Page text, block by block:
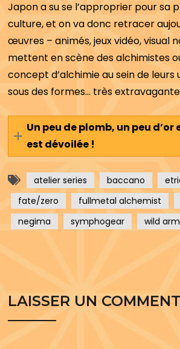
Japon a su se l’approprier pour sa
culture, et on va donc retracer
œuvres – animés, jeux vidéo, visual
mettent en scène des alchimistes
concept d’alchimie au sein de leurs
sous des formes… très
Un peu de plomb, un peu
est dévoilée !
atelier series baccano
fate/zero
fullmetal alchemist
negima
symphogear wild
LAISSER UN